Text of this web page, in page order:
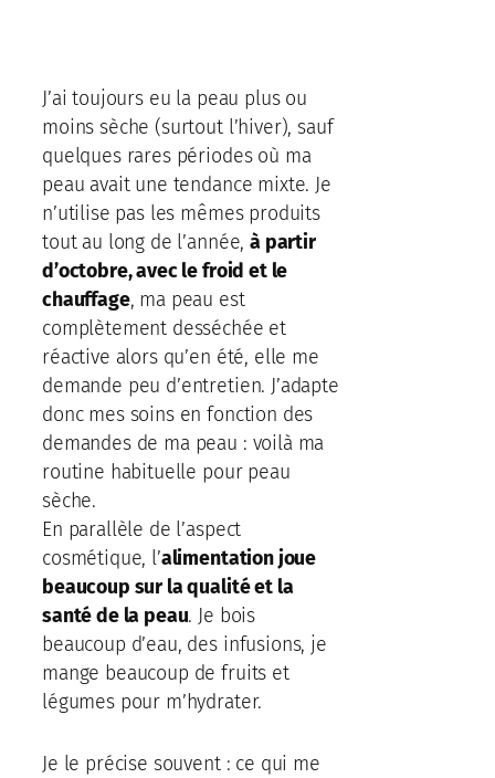
J’ai toujours eu la peau plus ou
moins sèche (surtout l’hiver), sauf
quelques rares périodes où ma
peau avait une tendance mixte. Je
n’utilise pas les mêmes produits
tout au long de l’année,à partir
d’octobre, avec le froid et le
chauffage, ma peau est
complètement desséchée et
réactive alors qu’en été, elle me
demande peu d’entretien. J’adapte
donc mes soins en fonction des
demandes de ma peau : voilà ma
routine habituelle pour peau
sèche.
En parallèle de l’aspect
cosmétique, l’alimentation joue
beaucoup sur la qualité et la
santé de la peau. Je bois
beaucoup d’eau, des infusions, je
mange beaucoup de fruits et
légumes pour m’hydrater.
Je le précise souvent : ce qui me